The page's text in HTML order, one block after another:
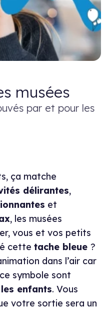
musées
par et pour les
ça matche
délirantes,
et
, les musées
vous et vos petits
cette tache bleue ?
dans l’air car
symbole sont
enfants. Vous
votre sortie sera un